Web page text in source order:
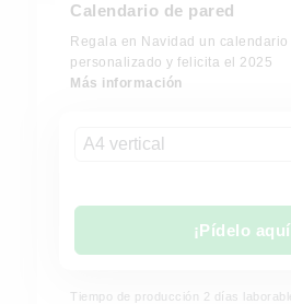
Calendario de pared
Regala en Navidad un calendario
personalizado y felicita el 2025
Más información
A4 vertical
¡Pídelo
Tiempo de producción 2 días